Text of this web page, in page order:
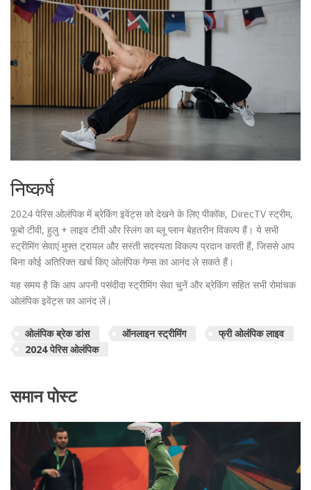
निष्कर्ष
2024 पेरिस ओलंपिक में ब्रेकिंग इवेंट्स को देखने के लिए पीकॉक, DirecTV स्ट्रीम,
फूबो टीवी, हुलु + लाइव टीवी और स्लिंग का ब्लू प्लान बेहतरीन विकल्प हैं। ये सभी
स्ट्रीमिंग सेवाएं मुफ्त ट्रायल और सस्ती सदस्यता विकल्प प्रदान करती हैं, जिससे आप
बिना कोई अतिरिक्त खर्च किए ओलंपिक गेम्स का आनंद ले सकते हैं।
यह समय है कि आप अपनी पसंदीदा स्ट्रीमिंग सेवा चुनें और ब्रेकिंग सहित सभी रोमांचक
ओलंपिक इवेंट्स का आनंद लें।
ओलंपिक ब्रेक डांस ऑनलाइन स्ट्रीमिंग
फ्री ओलंपिक लाइव
2024 पेरिस ओलंपिक
समान पोस्ट